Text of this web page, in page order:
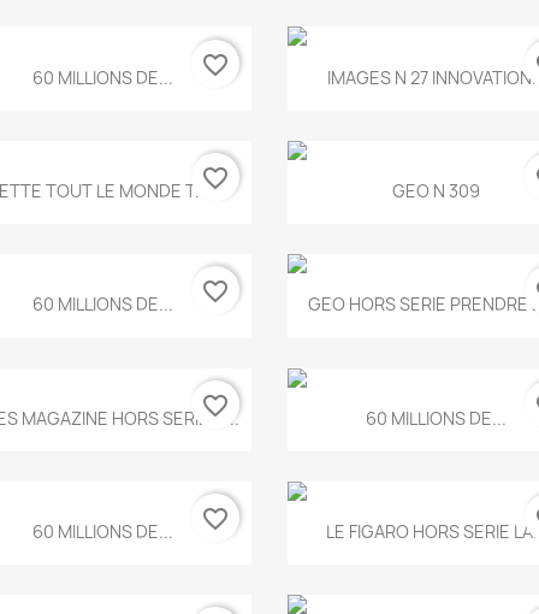
Aperçu rapide
60 MILLIONS DE... favorite_border Aperçu rapide
IMAGES N 27
Aperçu rapide
TOUT LE MONDE T.546
favorite_border Aperçu rapide
GEO N 309
Aperçu rapide
60 MILLIONS DE... favorite_border Aperçu rapide
GEO HORS SERIE PRENDRE
Aperçu rapide
MAGAZINE HORS SERIE N...
favorite_border Aperçu rapide
60 MILLIONS DE...
Aperçu rapide
60 MILLIONS DE... favorite_border Aperçu rapide
LE FIGARO HORS SERIE